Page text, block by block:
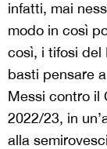
infatti, mai
modo in così
così, i tifosi del
basti pensare
Messi contro il
2022/23, in
alla